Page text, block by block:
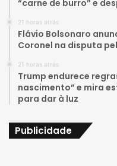
“carne de burro” e
21 horas atrás
Flávio Bolsonaro
Coronel na disputa
21 horas atrás
Trump endurece
nascimento” e mira
para dar à luz
Publicidade